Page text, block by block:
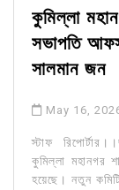
কুমিল্লা
সভাপতি
সালমান জন
May 16,
স্টাফ
কুমিল্লা মহানগর
হয়েছে। নতুন